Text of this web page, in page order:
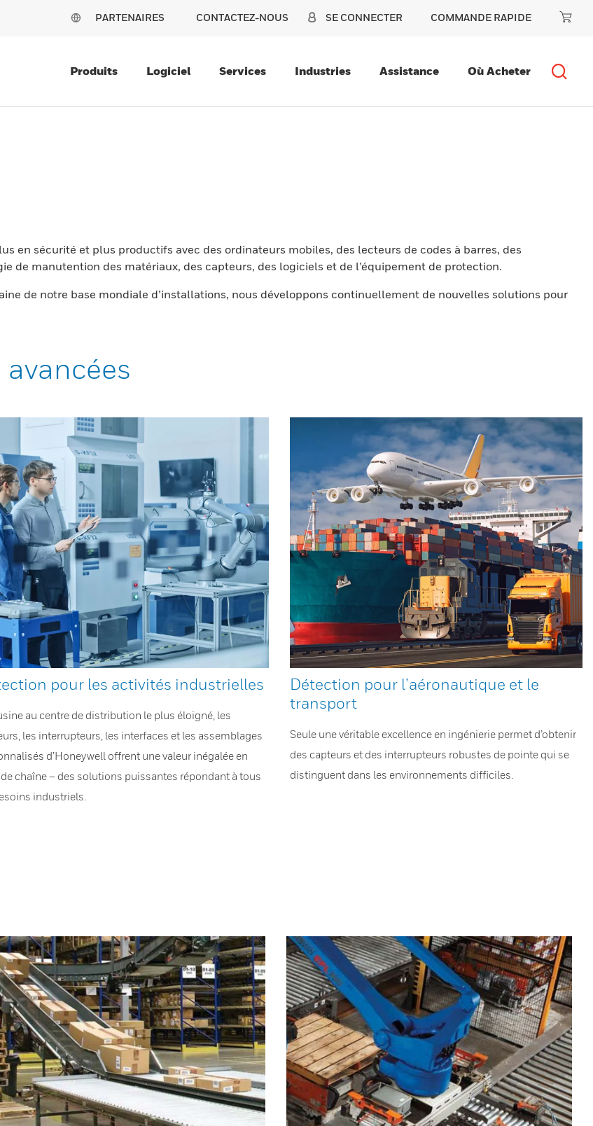
PARTENAIRES CONTACTEZ-NOUS SE CONNECTER COMMANDE RAPIDE
Produits Logiciel Services Industries Assistance Où Acheter
en sécurité et plus productifs avec des ordinateurs mobiles, des lecteurs de codes à barres, des
de manutention des matériaux, des capteurs, des logiciels et de l’équipement de protection.
de notre base mondiale d’installations, nous développons continuellement de nouvelles solutions pour
pour les activités industrielles
au centre de distribution le plus éloigné, les
les interrupteurs, les interfaces et les assemblages
d’Honeywell offrent une valeur inégalée en
chaîne – des solutions puissantes répondant à tous
industriels.
Détection pour l’aéronautique et le
transport
Seule une véritable excellence en ingénierie permet d’obtenir
des capteurs et des interrupteurs robustes de pointe qui se
distinguent dans les environnements difficiles.